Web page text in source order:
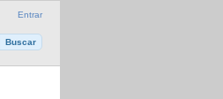
Entrar